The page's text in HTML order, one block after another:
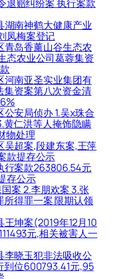
退赔纠纷案 执行案款
湖南神鹤大健康产业
凤梅案登记
青岛香薰山谷生态农
态农业公司葛蓉集资
河南亚圣实业集团有
集资案第八次资金清
安局侦办 1.吴x珠合
黄仁洪等人掩饰隐瞒
物处理
吴超案,段建东案,王萍
款提存公示
行案款263806.54元
存公示
案 2.李朋欢案 3.张
得罪一案 限期认领
坤案(2019年12月10
元,相关被害人一
李晓玉犯非法吸收公
到位600793.41元,95